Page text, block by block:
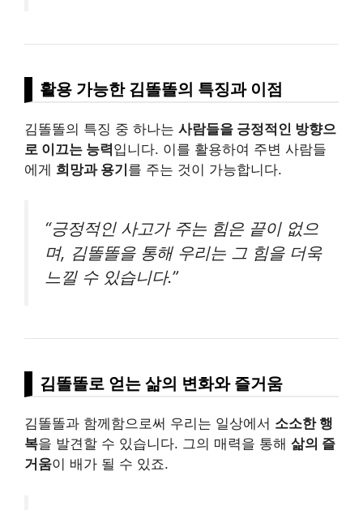
활용 가능한 김똘똘의 특징과 이점
김똘똘의 특징 중 하나는 사람들을 긍정적인 방향으
로 이끄는 능력입니다. 이를 활용하여 주변 사람들
에게 희망과 용기를 주는 것이 가능합니다.
“긍정적인 사고가 주는 힘은 끝이 없으
며, 김똘똘을 통해 우리는 그 힘을 더욱
느낄 수 있습니다.”
김똘똘로 얻는 삶의 변화와 즐거움
김똘똘과 함께함으로써 우리는 일상에서 소소한 행
복을 발견할 수 있습니다. 그의 매력을 통해 삶의 즐
거움이 배가 될 수 있죠.